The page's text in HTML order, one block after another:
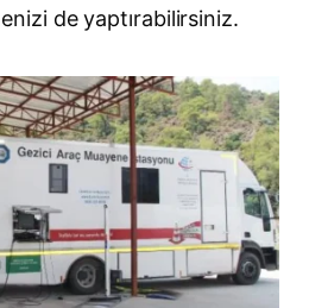
de yaptırabilirsiniz.